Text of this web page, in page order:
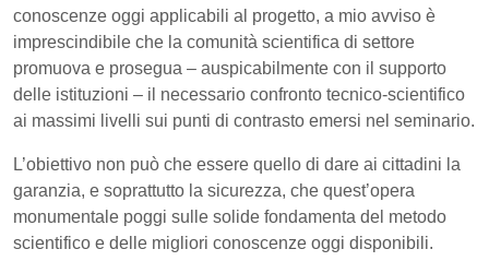
conoscenze oggi applicabili al progetto, a mio avviso è
imprescindibile che la comunità scientifica di settore
promuova e prosegua – auspicabilmente con il supporto
delle istituzioni – il necessario confronto tecnico-scientifico
ai massimi livelli sui punti di contrasto emersi nel seminario.
L’obiettivo non può che essere quello di dare ai cittadini la
garanzia, e soprattutto la sicurezza, che quest’opera
monumentale poggi sulle solide fondamenta del metodo
scientifico e delle migliori conoscenze oggi disponibili.